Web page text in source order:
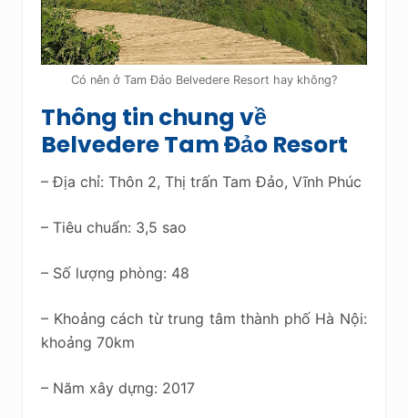
Có nên ở Tam Đảo Belvedere Resort hay không?
Thông tin chung về
Belvedere Tam Đảo Resort
– Địa chỉ: Thôn 2, Thị trấn Tam Đảo, Vĩnh Phúc
– Tiêu chuẩn: 3,5 sao
– Số lượng phòng: 48
– Khoảng cách từ trung tâm thành phố Hà Nội:
khoảng 70km
– Năm xây dựng: 2017